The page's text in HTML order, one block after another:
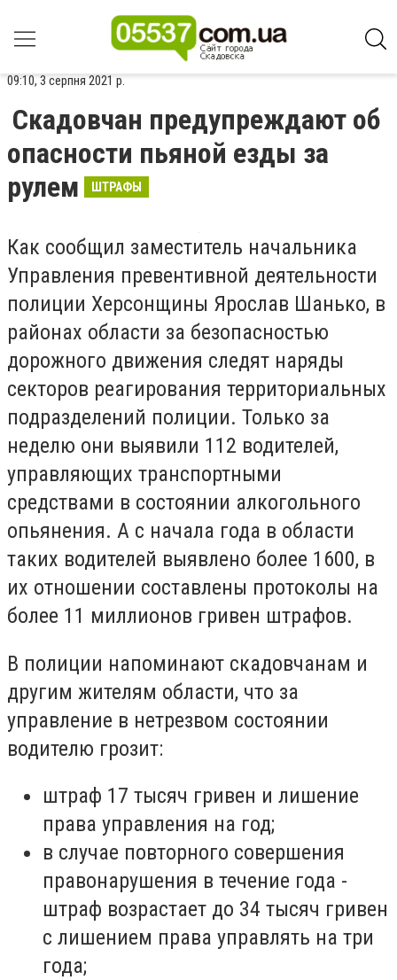
09:10, 3 серпня 2021 р.
Скадовчан предупреждают об
опасности пьяной езды за
рулем
ШТРАФЫ
Как сообщил заместитель начальника
Управления превентивной деятельности
полиции Херсонщины Ярослав Шанько, в
районах области за безопасностью
дорожного движения следят наряды
секторов реагирования территориальных
подразделений полиции. Только за
неделю они выявили 112 водителей,
управляющих транспортными
средствами в состоянии алкогольного
опьянения. А с начала года в области
таких водителей выявлено более 1600, в
их отношении составлены протоколы на
более 11 миллионов гривен штрафов.
В полиции напоминают скадовчанам и
другим жителям области, что за
управление в нетрезвом состоянии
водителю грозит:
штраф 17 тысяч гривен и лишение
права управления на год;
в случае повторного совершения
правонарушения в течение года -
штраф возрастает до 34 тысяч гривен
с лишением права управлять на три
года;